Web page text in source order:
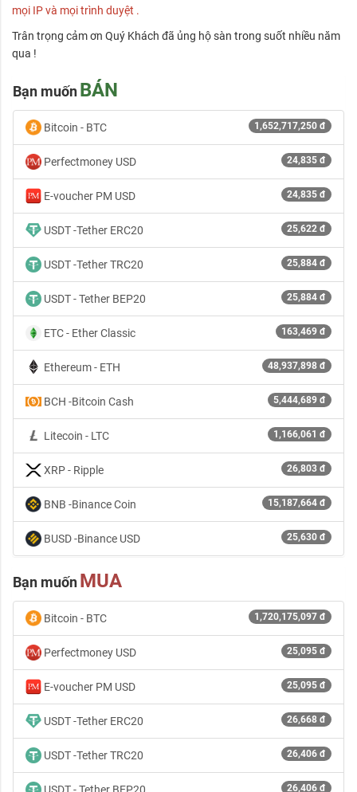
mọi IP và mọi trình duyệt .
Trân trọng cảm ơn Quý Khách đã ủng hộ sàn trong suốt nhiều năm
qua !
Bạn muốnBÁN
Bitcoin - BTC 1,652,717,250 đ
Perfectmoney USD 24,835 đ
E-voucher PM USD 24,835 đ
USDT -Tether ERC20 25,622 đ
USDT -Tether TRC20 25,884 đ
USDT - Tether BEP20 25,884 đ
ETC - Ether Classic 163,469 đ
Ethereum - ETH 48,937,898 đ
BCH -Bitcoin Cash 5,444,689 đ
Litecoin - LTC 1,166,061 đ
XRP - Ripple 26,803 đ
BNB -Binance Coin 15,187,664 đ
BUSD -Binance USD 25,630 đ
Bạn muốnMUA
Bitcoin - BTC 1,720,175,097 đ
Perfectmoney USD 25,095 đ
E-voucher PM USD 25,095 đ
USDT -Tether ERC20 26,668 đ
USDT -Tether TRC20 26,406 đ
26,406 đ